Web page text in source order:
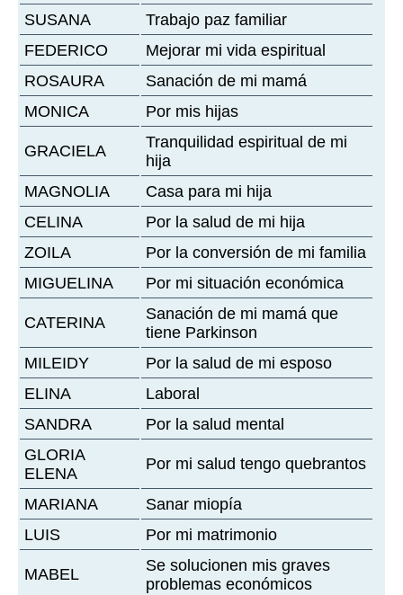
SUSANA
Trabajo paz familiar
FEDERICO
Mejorar mi vida espiritual
ROSAURA
Sanación de mi mamá
MONICA
Por mis hijas
GRACIELA
Tranquilidad espiritual de mi
hija
MAGNOLIA
Casa para mi hija
CELINA
Por la salud de mi hija
ZOILA
Por la conversión de mi familia
MIGUELINA
Por mi situación económica
CATERINA
Sanación de mi mamá que
tiene Parkinson
MILEIDY
Por la salud de mi esposo
ELINA
Laboral
SANDRA
Por la salud mental
GLORIA
ELENA
Por mi salud tengo quebrantos
MARIANA
Sanar miopía
LUIS
Por mi matrimonio
MABEL
Se solucionen mis graves
problemas económicos